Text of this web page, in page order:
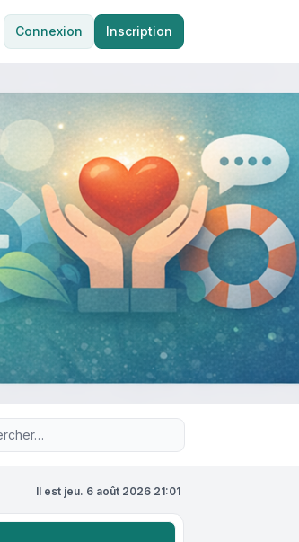
Connexion Inscription
Recherche avancée
Il est jeu. 6 août 2026 21:01